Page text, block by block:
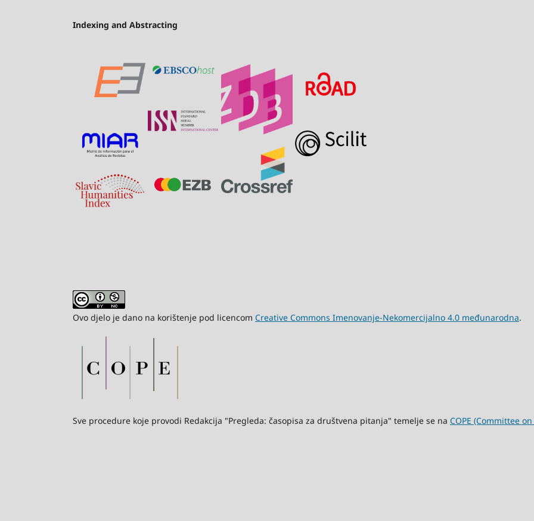
Indexing and Abstracting
Ovo djelo je dano na korištenje pod licencom Creative Commons Imenovanje-Nekomercijalno 4.0 međunarodna.
Sve procedure koje provodi Redakcija "Pregleda: časopisa za društvena pitanja" temelje se na COPE (Committee